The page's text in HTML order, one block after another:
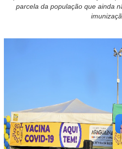
parcela da população que ainda